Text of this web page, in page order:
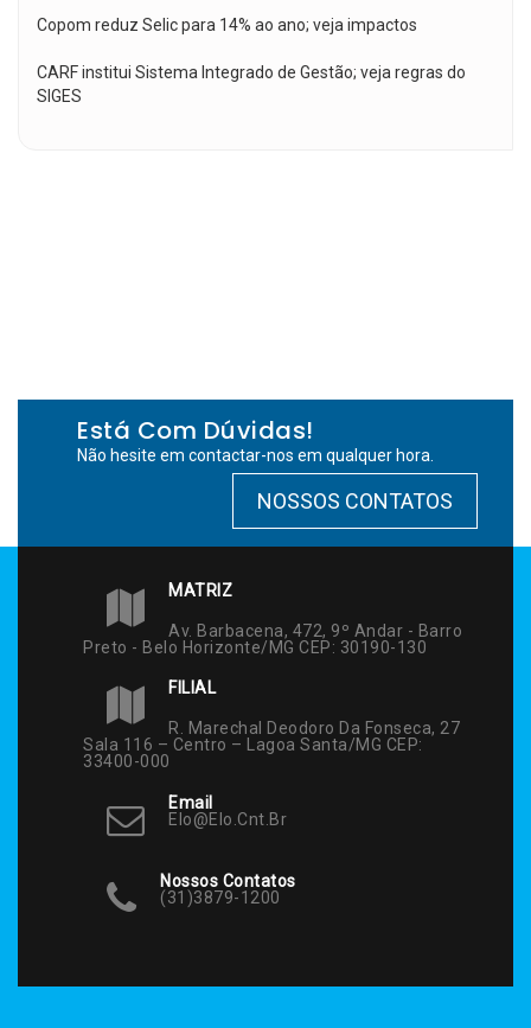
Copom reduz Selic para 14% ao ano; veja impactos
CARF institui Sistema Integrado de Gestão; veja regras do
SIGES
Está Com Dúvidas!
Não hesite em contactar-nos em qualquer hora.
NOSSOS CONTATOS
MATRIZ
Av. Barbacena, 472, 9º Andar - Barro
Preto - Belo Horizonte/MG CEP: 30190-130
FILIAL
R. Marechal Deodoro Da Fonseca, 27
Sala 116 – Centro – Lagoa Santa/MG CEP:
33400-000
Email
Elo@elo.cnt.br
Nossos Contatos
(31)3879-1200